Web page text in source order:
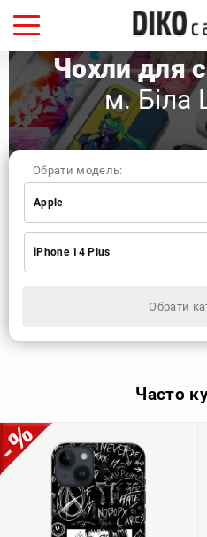
Чохли для
м. Біла
Обрати
Обрати модель:
Apple
Xiaomi
Apple
Huawei
Realme
TECNO
iPhone 14 Plus
Часто